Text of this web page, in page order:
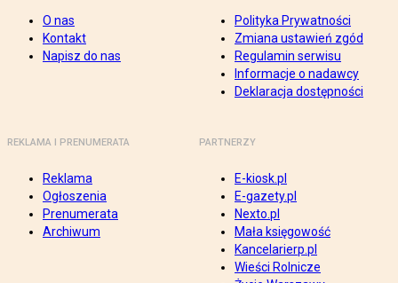
O nas
Kontakt
Napisz do nas
Polityka Prywatności
Zmiana ustawień zgód
Regulamin serwisu
Informacje o nadawcy
Deklaracja dostępności
REKLAMA I PRENUMERATA
Reklama
Ogłoszenia
Prenumerata
Archiwum
PARTNERZY
E-kiosk.pl
E-gazety.pl
Nexto.pl
Mała księgowość
Kancelarierp.pl
Wieści Rolnicze